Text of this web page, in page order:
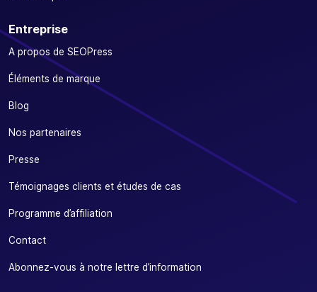
Entreprise
A propos de SEOPress
Éléments de marque
Blog
Nos partenaires
Presse
Témoignages clients et études de cas
Programme d’affiliation
Contact
Abonnez-vous à notre lettre d’information